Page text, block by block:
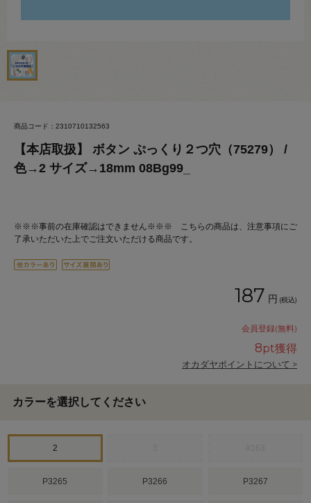
商品コード：2310710132563
【本店取扱】 ボタン ぷっくり２つ穴（75279） /
色→2 サイズ→18mm 08Bg99_
※※※事前の在庫確認はできません※※※ こちらの商品は、注意事項にご
了承いただいた上でご注文いただける商品です。
187 円 (税込)
会員登録(無料)
8pt獲得
オカダヤポイントについて >
カラーを選択してください
2
P3265 P3266 P3267